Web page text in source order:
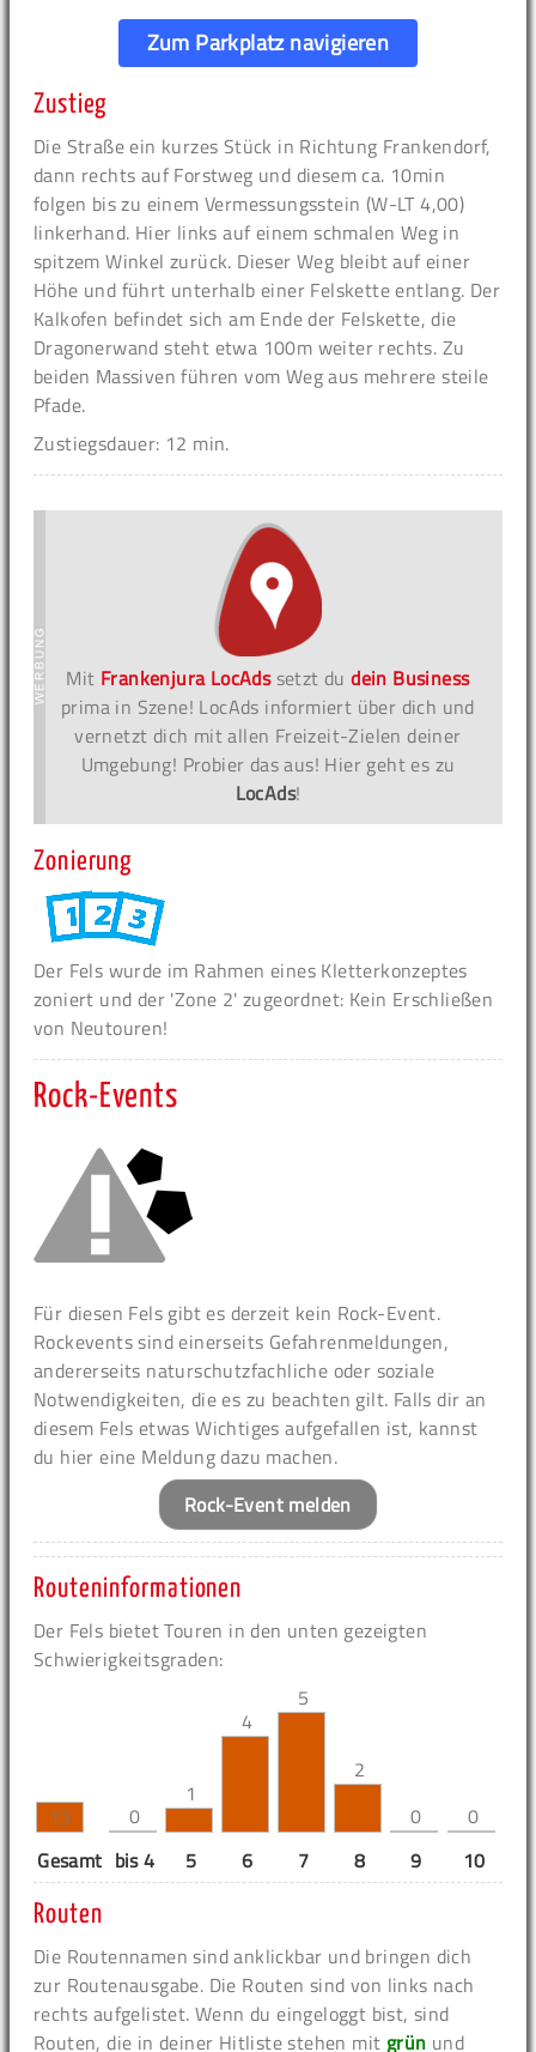
Zum Parkplatz navigieren
Zustieg
Die Straße ein kurzes Stück in Richtung Frankendorf,
dann rechts auf Forstweg und diesem ca. 10min
folgen bis zu einem Vermessungsstein (W-LT 4,00)
linkerhand. Hier links auf einem schmalen Weg in
spitzem Winkel zurück. Dieser Weg bleibt auf einer
Höhe und führt unterhalb einer Felskette entlang. Der
Kalkofen befindet sich am Ende der Felskette, die
Dragonerwand steht etwa 100m weiter rechts. Zu
beiden Massiven führen vom Weg aus mehrere steile
Pfade.
Zustiegsdauer: 12 min.
Mit Frankenjura LocAdssetzt dudein Business
prima in Szene! LocAds informiert über dich und
vernetzt dich mit allen Freizeit-Zielen deiner
Umgebung! Probier das aus! Hier geht es zu
LocAds!
Zonierung
Der Fels wurde im Rahmen eines Kletterkonzeptes
zoniert und der 'Zone 2' zugeordnet: Kein Erschließen
von Neutouren!
Rock-Events
Für diesen Fels gibt es derzeit kein Rock-Event.
Rockevents sind einerseits Gefahrenmeldungen,
andererseits naturschutzfachliche oder soziale
Notwendigkeiten, die es zu beachten gilt. Falls dir an
diesem Fels etwas Wichtiges aufgefallen ist, kannst
du hier eine Meldung dazu machen.
Rock-Event melden
Routeninformationen
Der Fels bietet Touren in den unten gezeigten
Schwierigkeitsgraden:
13 0
1
4
5
2
0
0
Gesamt bis 4 5 6 7 8 9 10
Routen
Die Routennamen sind anklickbar und bringen dich
zur Routenausgabe. Die Routen sind von links nach
rechts aufgelistet. Wenn du eingeloggt bist, sind
Routen, die in deiner Hitliste stehen mit grün und